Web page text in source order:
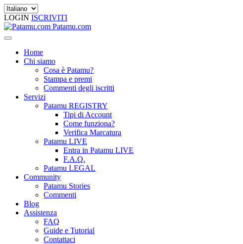
LOGIN ISCRIVITI
Patamu.com
Home
Chi siamo
Cosa è Patamu?
Stampa e premi
Commenti degli iscritti
Servizi
Patamu REGISTRY
Tipi di Account
Come funziona?
Verifica Marcatura
Patamu LIVE
Entra in Patamu LIVE
F.A.Q.
Patamu LEGAL
Community
Patamu Stories
Commenti
Blog
Assistenza
FAQ
Guide e Tutorial
Contattaci